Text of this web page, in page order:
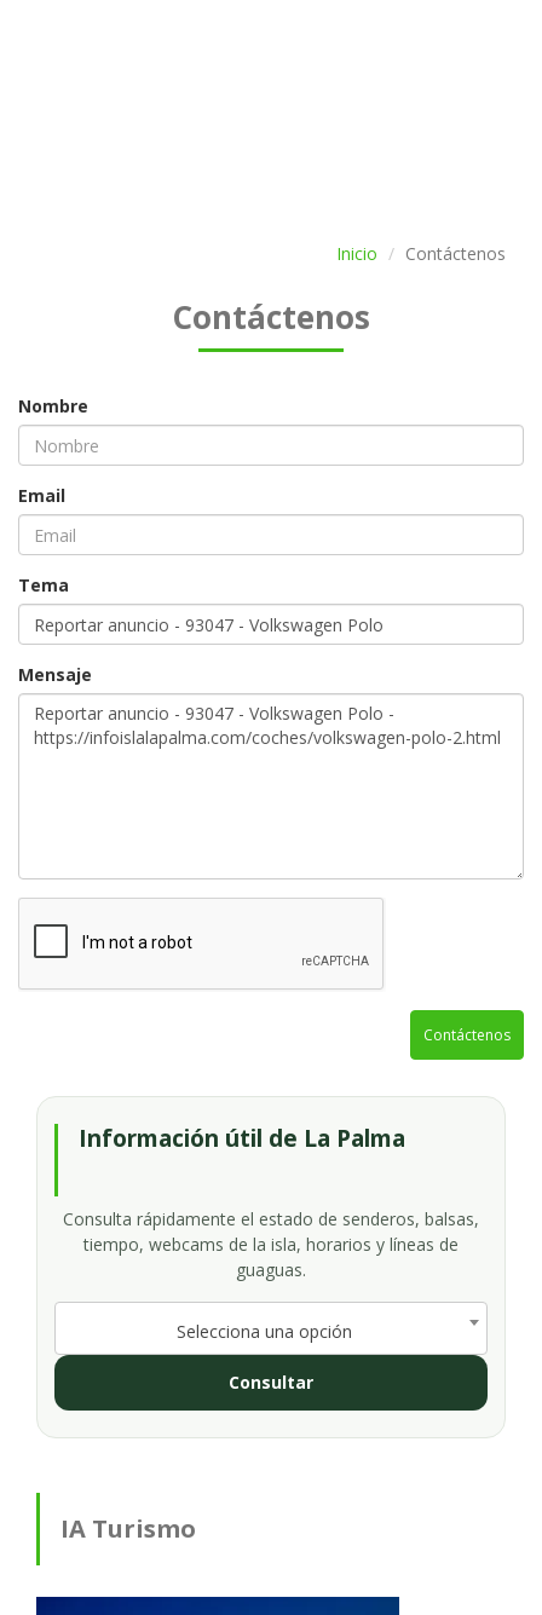
Inicio Contáctenos
Contáctenos
Nombre
Email
Tema
Mensaje
Contáctenos
Información útil de La Palma
Consulta rápidamente el estado de senderos, balsas,
tiempo, webcams de la isla, horarios y líneas de
guaguas.
Selecciona una opción
Consultar
IA Turismo